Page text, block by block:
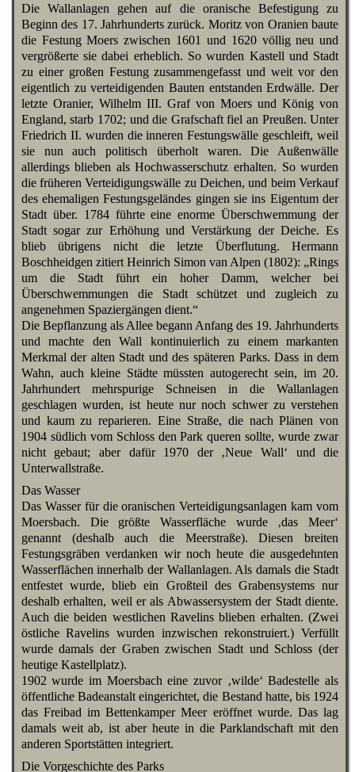
Die Wallanlagen gehen auf die oranische Befestigung zu
Beginn des 17. Jahrhunderts zurück. Moritz von Oranien baute
die Festung Moers zwischen 1601 und 1620 völlig neu und
vergrößerte sie dabei erheblich. So wurden Kastell und Stadt
zu einer großen Festung zusammengefasst und weit vor den
eigentlich zu verteidigenden Bauten entstanden Erdwälle. Der
letzte Oranier, Wilhelm III. Graf von Moers und König von
England, starb 1702; und die Grafschaft fiel an Preußen. Unter
Friedrich II. wurden die inneren Festungswälle geschleift, weil
sie nun auch politisch überholt waren. Die Außenwälle
allerdings blieben als Hochwasserschutz erhalten. So wurden
die früheren Verteidigungswälle zu Deichen, und beim Verkauf
des ehemaligen Festungsgeländes gingen sie ins Eigentum der
Stadt über. 1784 führte eine enorme Überschwemmung der
Stadt sogar zur Erhöhung und Verstärkung der Deiche. Es
blieb übrigens nicht die letzte Überflutung. Hermann
Boschheidgen zitiert Heinrich Simon van Alpen (1802): „Rings
um die Stadt führt ein hoher Damm, welcher bei
Überschwemmungen die Stadt schützet und zugleich zu
angenehmen Spaziergängen dient.“
Die Bepflanzung als Allee begann Anfang des 19. Jahrhunderts
und machte den Wall kontinuierlich zu einem markanten
Merkmal der alten Stadt und des späteren Parks. Dass in dem
Wahn, auch kleine Städte müssten autogerecht sein, im 20.
Jahrhundert mehrspurige Schneisen in die Wallanlagen
geschlagen wurden, ist heute nur noch schwer zu verstehen
und kaum zu reparieren. Eine Straße, die nach Plänen von
1904 südlich vom Schloss den Park queren sollte, wurde zwar
nicht gebaut; aber dafür 1970 der ‚Neue Wall‘ und die
Unterwallstraße.
Das Wasser
Das Wasser für die oranischen Verteidigungsanlagen kam vom
Moersbach. Die größte Wasserfläche wurde ‚das Meer‘
genannt (deshalb auch die Meerstraße). Diesen breiten
Festungsgräben verdanken wir noch heute die ausgedehnten
Wasserflächen innerhalb der Wallanlagen. Als damals die Stadt
entfestet wurde, blieb ein Großteil des Grabensystems nur
deshalb erhalten, weil er als Abwassersystem der Stadt diente.
Auch die beiden westlichen Ravelins blieben erhalten. (Zwei
östliche Ravelins wurden inzwischen rekonstruiert.) Verfüllt
wurde damals der Graben zwischen Stadt und Schloss (der
heutige Kastellplatz).
1902 wurde im Moersbach eine zuvor ‚wilde‘ Badestelle als
öffentliche Badeanstalt eingerichtet, die Bestand hatte, bis 1924
das Freibad im Bettenkamper Meer eröffnet wurde. Das lag
damals weit ab, ist aber heute in die Parklandschaft mit den
anderen Sportstätten integriert.
Die Vorgeschichte des Parks